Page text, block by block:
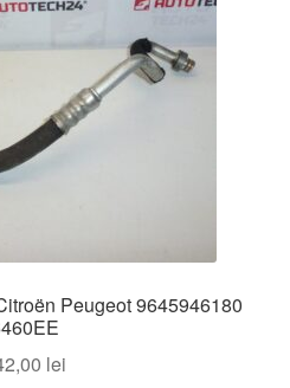
Peugeot 9645946180
lei